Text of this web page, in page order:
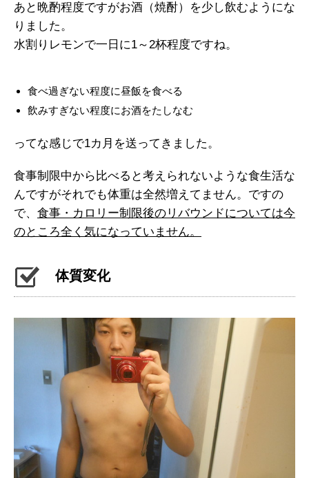
あと晩酌程度ですがお酒（焼酎）を少し飲むようにな
りました。
水割りレモンで一日に1～2杯程度ですね。
食べ過ぎない程度に昼飯を食べる
飲みすぎない程度にお酒をたしなむ
ってな感じで1カ月を送ってきました。
食事制限中から比べると考えられないような食生活な
んですがそれでも体重は全然増えてません。ですの
で、 食事・カロリー制限後のリバウンドについては今
のところ全く気になっていません。
体質変化